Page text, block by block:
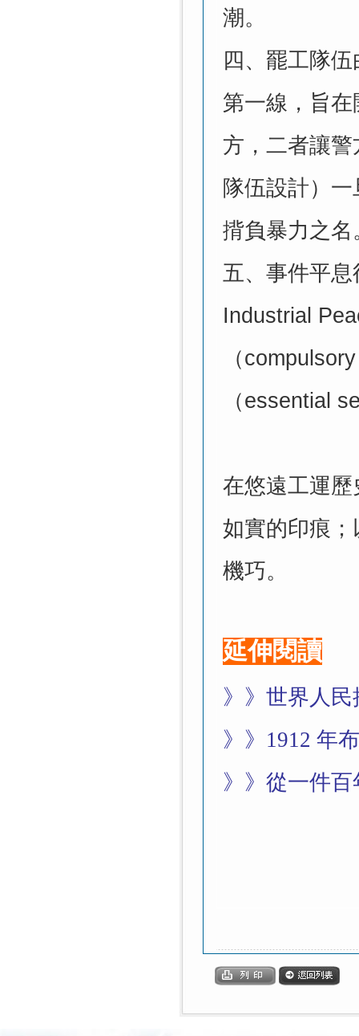
潮。
四、罷工隊伍
第一線，旨
方，二者讓
隊伍設計）
揹負暴力之名
五、事件平息
Industrial
（
（essential
在悠遠工運
如實的印痕
機巧。
延伸閱讀
》》世界人民
》》 1912年
》》從一件百